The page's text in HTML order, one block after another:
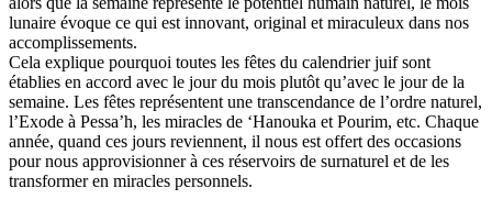
lunaire évoque ce qui est innovant, original et miraculeux dans nos
accomplissements.
Cela explique pourquoi toutes les fêtes du calendrier juif sont
établies en accord avec le jour du mois plutôt qu’avec le jour de la
semaine. Les fêtes représentent une transcendance de l’ordre naturel,
l’Exode à Pessa’h, les miracles de ‘Hanouka et Pourim, etc. Chaque
année, quand ces jours reviennent, il nous est offert des occasions
pour nous approvisionner à ces réservoirs de surnaturel et de les
transformer en miracles personnels.